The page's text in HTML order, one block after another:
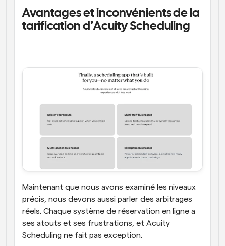
Avantages et inconvénients de la
tarification d’Acuity Scheduling
Maintenant que nous avons examiné les niveaux
précis, nous devons aussi parler des arbitrages
réels. Chaque système de réservation en ligne a
ses atouts et ses frustrations, et Acuity
Scheduling ne fait pas exception.